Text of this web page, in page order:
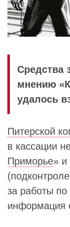
Средства
мнению
удалось
Питерской
в кассации
Приморье» и
за работы
информация